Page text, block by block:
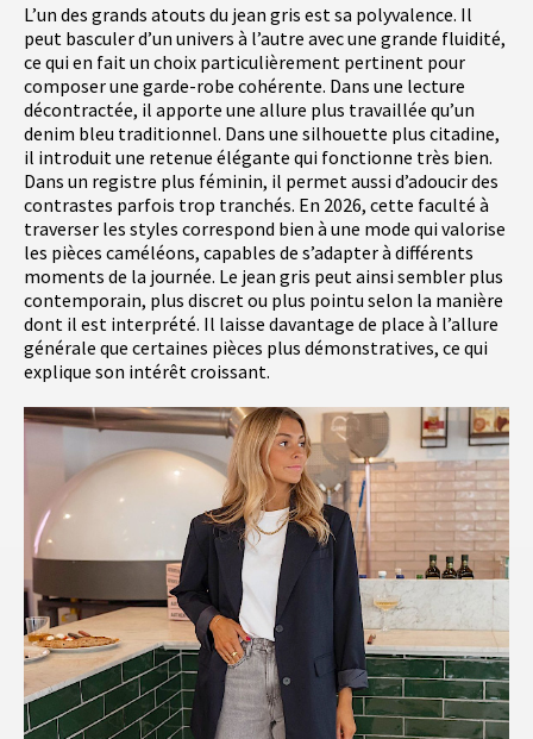
L’un des grands atouts du jean gris est sa polyvalence. Il
peut basculer d’un univers à l’autre avec une grande fluidité,
ce qui en fait un choix particulièrement pertinent pour
composer une garde-robe cohérente. Dans une lecture
décontractée, il apporte une allure plus travaillée qu’un
denim bleu traditionnel. Dans une silhouette plus citadine,
il introduit une retenue élégante qui fonctionne très bien.
Dans un registre plus féminin, il permet aussi d’adoucir des
contrastes parfois trop tranchés. En 2026, cette faculté à
traverser les styles correspond bien à une mode qui valorise
les pièces caméléons, capables de s’adapter à différents
moments de la journée. Le jean gris peut ainsi sembler plus
contemporain, plus discret ou plus pointu selon la manière
dont il est interprété. Il laisse davantage de place à l’allure
générale que certaines pièces plus démonstratives, ce qui
explique son intérêt croissant.